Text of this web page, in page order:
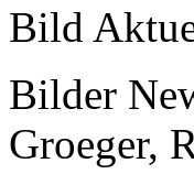
Bild
Bilder
Groeger,